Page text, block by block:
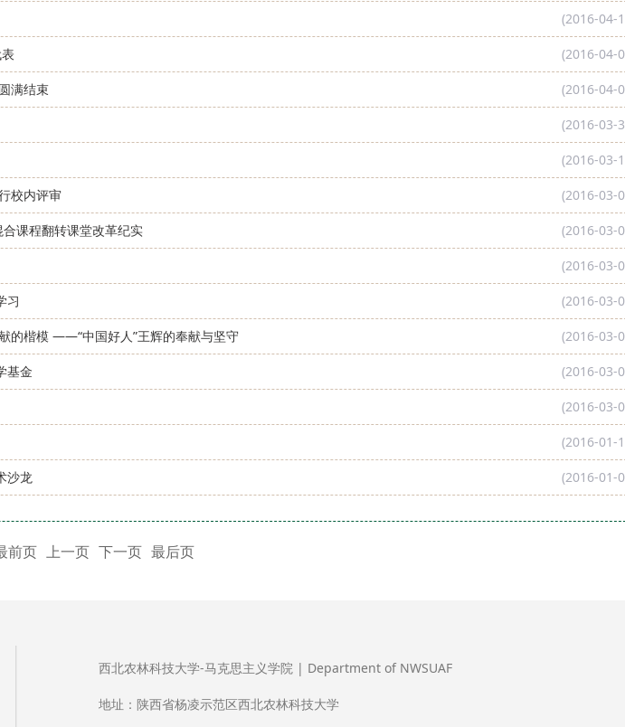
(2016-04-
(2016-04-
(2016-04-
满结束
(2016-03-
(2016-03-
(2016-03-
校内评审
(2016-03-
课程翻转课堂改革纪实
(2016-03-
(2016-03-
习
(2016-03-
的楷模 ——“中国好人”王辉的奉献与坚守
(2016-03-
基金
(2016-03-
(2016-01-
(2016-01-
沙龙
前页 上一页 下一页 最后页
西北农林科技大学-马克思主义学院 | Department of NWSUAF
地址：陕西省杨凌示范区西北农林科技大学